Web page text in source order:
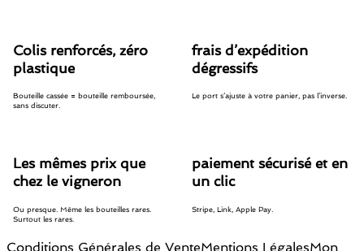
Colis renforcés, zéro
plastique
Bouteille cassée = bouteille remboursée,
sans discuter.
frais d’expédition
dégressifs
Le port s’ajuste à votre panier, pas l’inverse.
Les mêmes prix que
chez le vigneron
Ou presque. Même les bouteilles rares.
Surtout les rares.
paiement sécurisé et en
un clic
Stripe, Link, Apple Pay.
Conditions Générales de VenteMentions LégalesMon